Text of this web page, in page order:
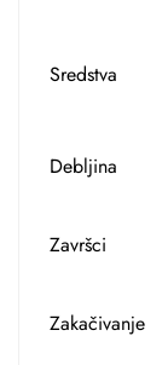
Sredstva
Debljina
Završci
Zakačivanje